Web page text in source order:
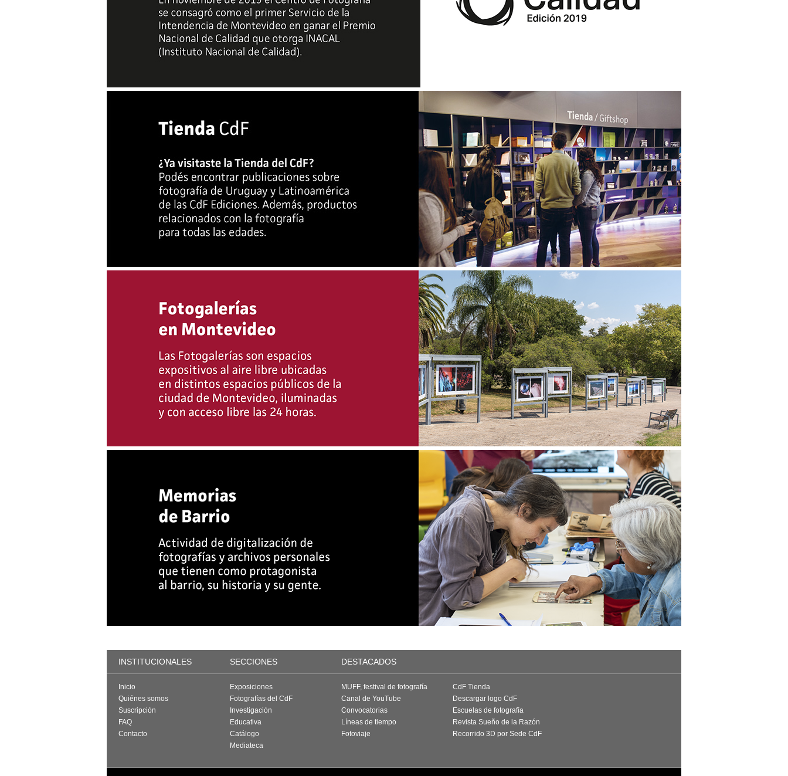
INSTITUCIONALES SECCIONES DESTACADOS
Inicio
Quiénes somos
Suscripción
FAQ
Contacto
Exposiciones
Fotografías del CdF
Investigación
Educativa
Catálogo
Mediateca
MUFF, festival de fotografía
Canal de YouTube
Convocatorias
Líneas de tiempo
Fotoviaje
CdF Tienda
Descargar logo CdF
Escuelas de fotografía
Revista Sueño de la Razón
Recorrido 3D por Sede CdF